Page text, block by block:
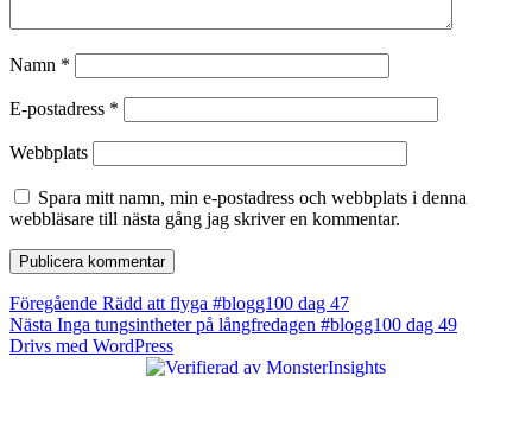
Namn *
E-postadress *
Webbplats
Spara mitt namn, min e-postadress och webbplats i denna
webbläsare till nästa gång jag skriver en kommentar.
Inläggsnavigering
Föregående Föregående
inlägg:
Rädd att flyga #blogg100 dag 47
Nästa Nästa
inlägg:
Inga tungsintheter på långfredagen #blogg100 dag 49
Drivs med WordPress